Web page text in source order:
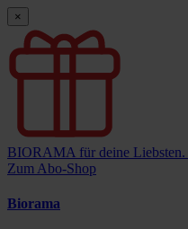
×
BIORAMA für deine Liebsten.
Zum Abo-Shop
Biorama